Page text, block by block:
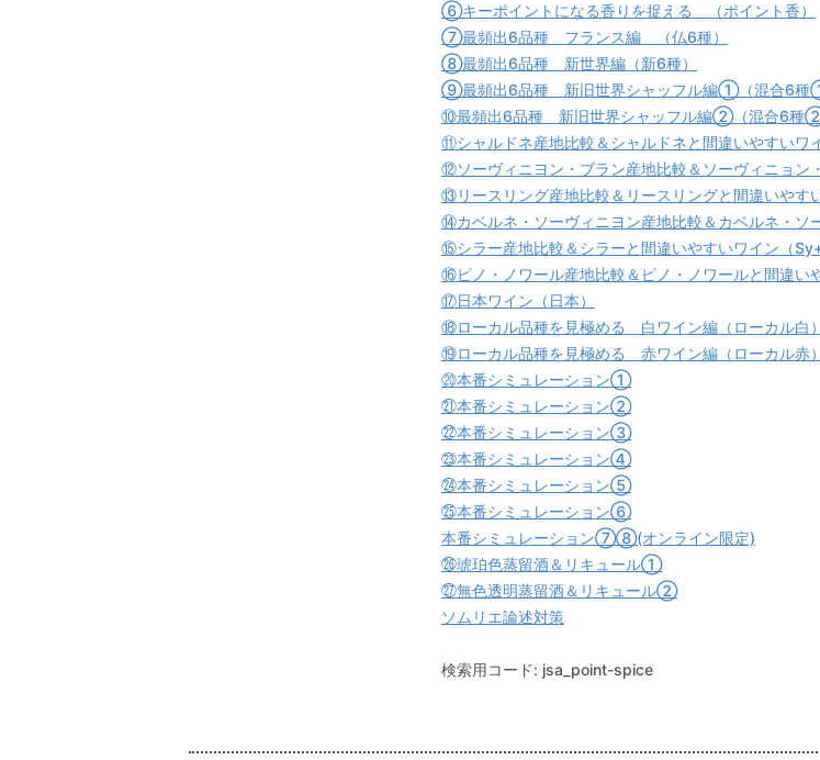
⑥キーポイントになる香りを捉える （ポイント香）
⑦最頻出6品種 フランス編 （仏6種）
⑧最頻出6品種 新世界編（新6種）
⑨最頻出6品種 新旧世界シャッフル編①（混合6種
⑩最頻出6品種 新旧世界シャッフル編②（混合6種②
⑪シャルドネ産地比較＆シャルドネと間違いやすいワ
⑫ソーヴィニヨン・ブラン産地比較＆ソーヴィニョン
⑬リースリング産地比較＆リースリングと間違いやす
⑭カベルネ・ソーヴィニヨン産地比較＆カベルネ・ソ
⑮シラー産地比較＆シラーと間違いやすいワイン（
⑯ピノ・ノワール産地比較＆ピノ・ノワールと間違い
⑰日本ワイン（日本）
⑱ローカル品種を見極める 白ワイン編（ローカル白）
⑲ローカル品種を見極める 赤ワイン編（ローカル赤）
⑳本番シミュレーション①
㉑本番シミュレーション②
㉒本番シミュレーション③
㉓本番シミュレーション④
㉔本番シミュレーション⑤
㉕本番シミュレーション⑥
本番シミュレーション⑦⑧(オンライン限定)
㉖琥珀色蒸留酒＆リキュール①
㉗無色透明蒸留酒＆リキュール②
ソムリエ論述対策
検索用コード: jsa_point-spice